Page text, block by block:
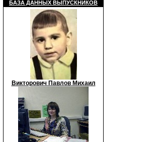
БАЗА ДАННЫХ ВЫПУСКНИКОВ
Викторович Павлов Михаил